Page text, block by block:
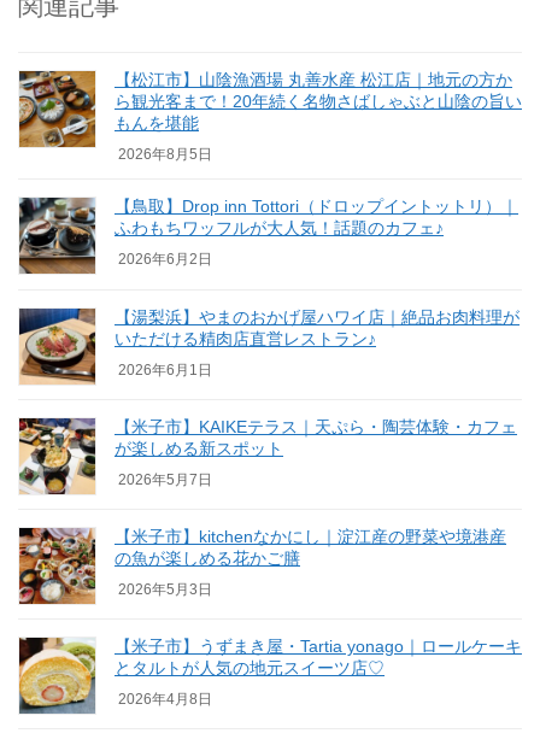
【松江市】山陰漁酒場 丸善水産 松江店｜地元の方か
ら観光客まで！20年続く名物さばしゃぶと山陰の旨い
もんを堪能
2026年8月5日
【鳥取】Drop inn Tottori（ドロップイントットリ）｜
ふわもちワッフルが大人気！話題のカフェ♪
2026年6月2日
【湯梨浜】やまのおかげ屋ハワイ店｜絶品お肉料理が
いただける精肉店直営レストラン♪
2026年6月1日
【米子市】KAIKEテラス｜天ぷら・陶芸体験・カフェ
が楽しめる新スポット
2026年5月7日
【米子市】kitchenなかにし｜淀江産の野菜や境港産
の魚が楽しめる花かご膳
2026年5月3日
【米子市】うずまき屋・Tartia yonago｜ロールケーキ
とタルトが人気の地元スイーツ店♡
2026年4月8日